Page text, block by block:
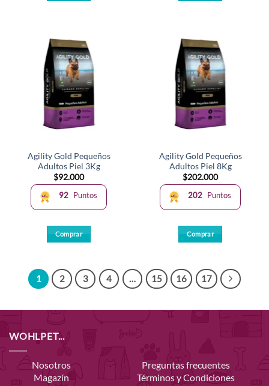
Agility Gold Pequeños
Adultos Piel 3Kg
$92.000
92 Puntos
Comprar
Agility Gold Pequeños
Adultos Piel 8Kg
$202.000
202 Puntos
Comprar
1 2 3 4 … 15 16 17
WOHLPET...
Nosotros
Magazín
Preguntas frecuentes
Términos y Condiciones